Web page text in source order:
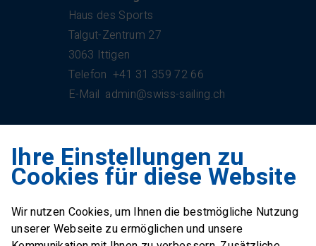
Haus des Sports
Talgut-Zentrum 27
3063 Ittigen
Telefon +41 31 359 72 66
E-Mail admin@swiss-sailing.ch
Swiss Sailing Team
Industriestrasse 51
E-Mail office@swiss-sailing-
team.ch
Ihre Einstellungen zu
Cookies für diese Website
Wir nutzen Cookies, um Ihnen die bestmögliche Nutzung
unserer Webseite zu ermöglichen und unsere